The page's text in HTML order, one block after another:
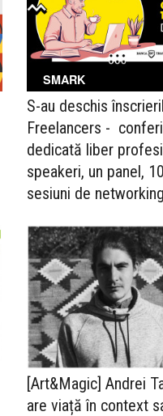
SMARK
S-au deschis
Freelancers -
dedicată liber
speakeri, un panel,
sesiuni de networking
[Art&Magic] Andrei
are viață în context